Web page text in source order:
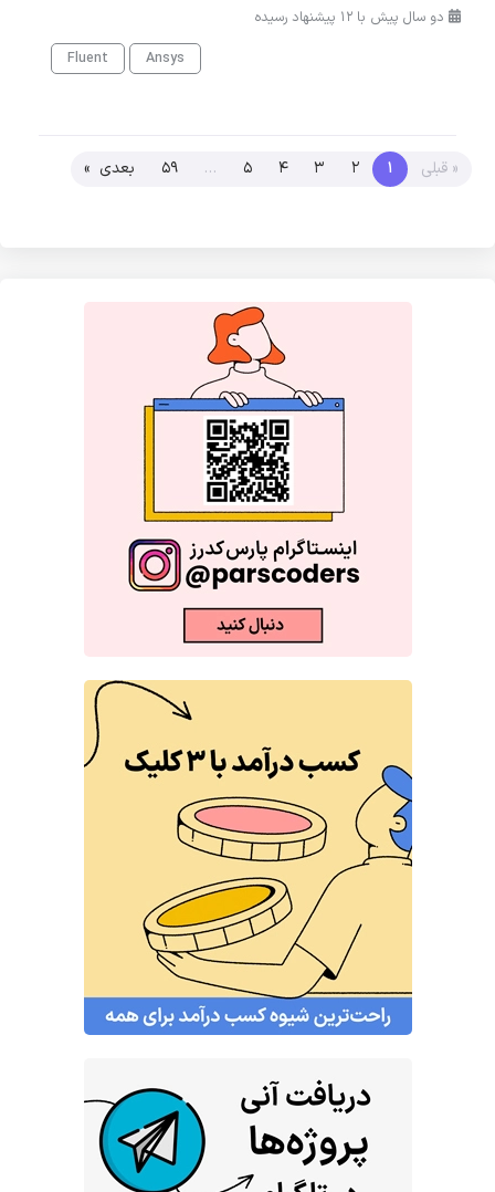
دو سال پیش با 12 پیشنهاد رسیده
Ansys
Fluent
« قبلی 1
2
3
4
5
…
59 بعدی »